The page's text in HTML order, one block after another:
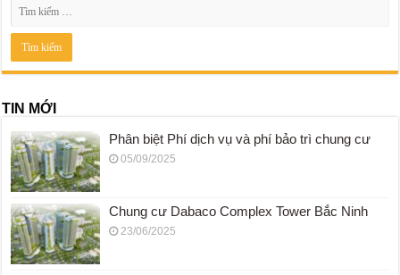
TIN MỚI
Phân biệt Phí dịch vụ và phí bảo trì chung cư
05/09/2025
Chung cư Dabaco Complex Tower Bắc Ninh
23/06/2025